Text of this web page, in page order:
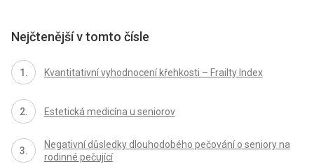
Nejčtenější v tomto čísle
Kvantitativní vyhodnocení křehkosti – Frailty Index
Estetická medicína u seniorov
Negativní důsledky dlouhodobého pečování o seniory na
rodinné pečující